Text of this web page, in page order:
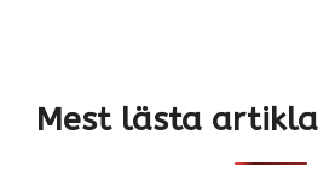
Mest lästa